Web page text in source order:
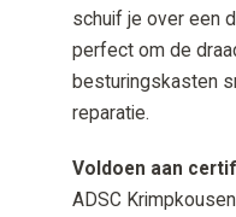
schuif je over een
perfect om de
besturingskasten
reparatie.
Voldoen aan
ADSC